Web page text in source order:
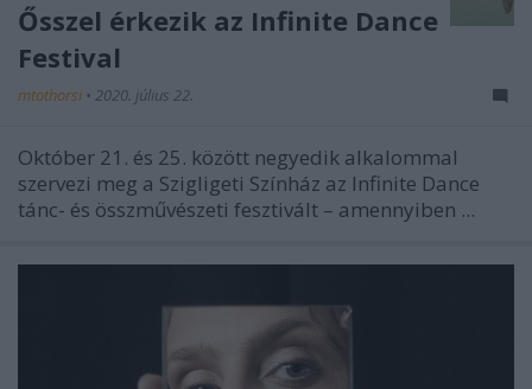
Ősszel érkezik az Infinite Dance
Festival
mtothorsi • 2020. július 22.
Október 21. és 25. között negyedik alkalommal
szervezi meg a Szigligeti Színház az Infinite Dance
tánc- és összművészeti fesztivált – amennyiben ...